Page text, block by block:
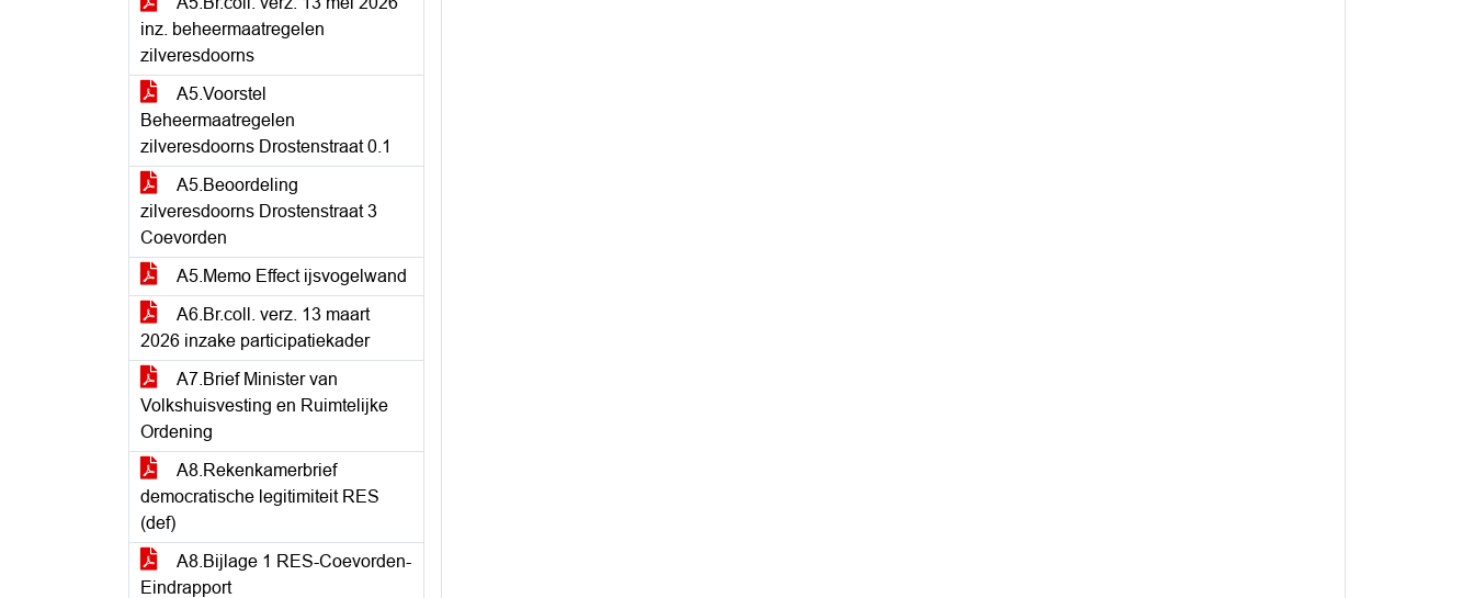
inz. beheermaatregelen
zilveresdoorns
A5.Voorstel
Beheermaatregelen
zilveresdoorns Drostenstraat 0.1
A5.Beoordeling
zilveresdoorns Drostenstraat 3
Coevorden
A5.Memo Effect ijsvogelwand
A6.Br.coll. verz. 13 maart
2026 inzake participatiekader
A7.Brief Minister van
Volkshuisvesting en Ruimtelijke
Ordening
A8.Rekenkamerbrief
democratische legitimiteit RES
(def)
A8.Bijlage 1 RES-Coevorden-
Eindrapport